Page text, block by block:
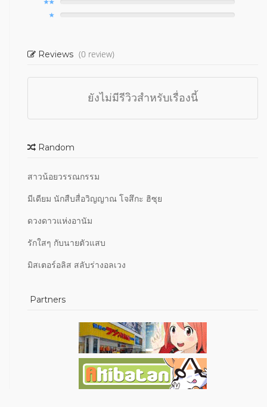
Reviews (0 review)
ยังไม่มีรีวิวสำหรับเรื่องนี้
Random
สาวน้อยวรรณกรรม
มีเดียม นักสืบสื่อวิญญาณ โจสึกะ ฮิซุย
ดวงดาวแห่งอานัม
รักใสๆ กับนายตัวแสบ
มิสเตอร์อลิส สลับร่างอลเวง
Partners